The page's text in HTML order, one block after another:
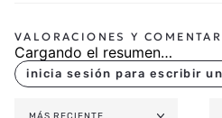
Cargando el resumen…